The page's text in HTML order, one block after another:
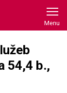
54,4 b.,